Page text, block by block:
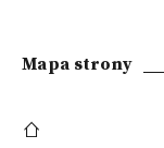
Mapa strony